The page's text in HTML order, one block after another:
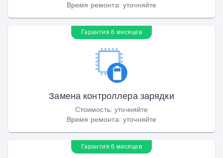
Время ремонта: уточняйте
Гарантия 6 месяцев
Замена контроллера зарядки
Стоимость:уточняйте
Время ремонта: уточняйте
Гарантия 6 месяцев